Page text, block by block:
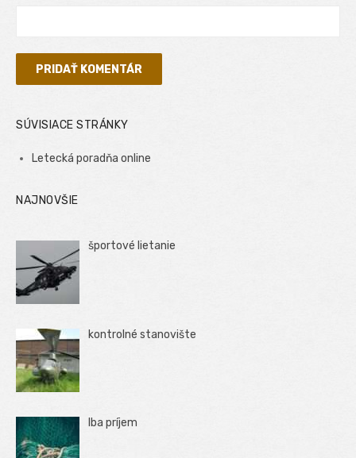
SÚVISIACE STRÁNKY
Letecká poradňa online
NAJNOVŠIE
športové lietanie
kontrolné stanovište
Iba príjem